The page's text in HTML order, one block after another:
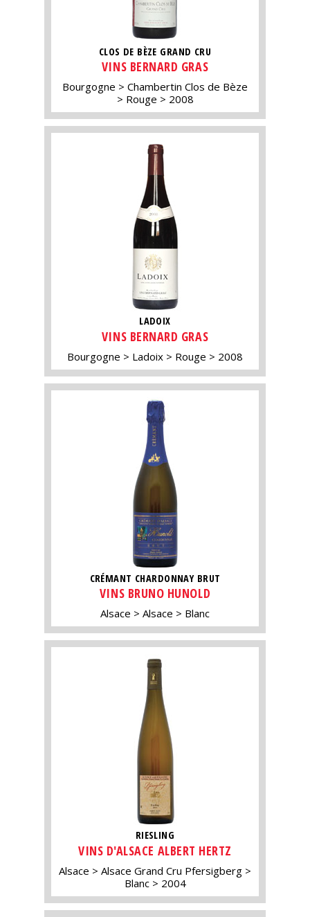
CLOS DE BÈZE GRAND CRU
VINS BERNARD GRAS
Bourgogne
Chambertin Clos de Bèze
Rouge
2008
LADOIX
VINS BERNARD GRAS
Bourgogne Ladoix Rouge 2008
CRÉMANT CHARDONNAY BRUT
VINS BRUNO HUNOLD
Alsace Alsace Blanc
RIESLING
VINS D'ALSACE ALBERT HERTZ
Alsace
Alsace Grand Cru Pfersigberg
Blanc
2004